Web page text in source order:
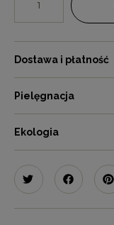
Dostawa i płatność
Pielęgnacja
Ekologia